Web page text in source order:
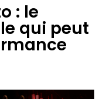
: le
qui peut